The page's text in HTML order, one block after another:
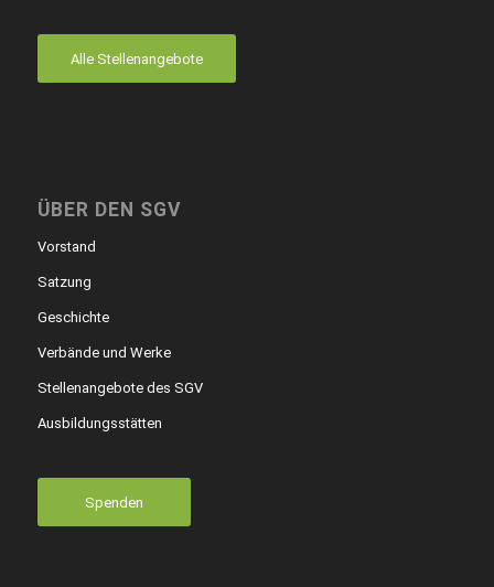
Alle Stellenangebote
ÜBER DEN SGV
Vorstand
Satzung
Geschichte
Verbände und Werke
Stellenangebote des SGV
Ausbildungsstätten
Spenden